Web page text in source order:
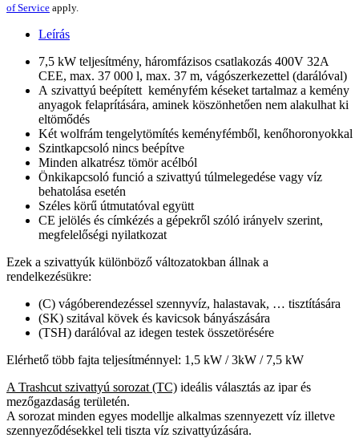
of Service apply.
Leírás
7,5 kW teljesítmény, háromfázisos csatlakozás 400V 32A
CEE, max. 37 000 l, max. 37 m, vágószerkezettel (darálóval)
A szivattyú beépített keményfém késeket tartalmaz a kemény
anyagok felaprítására, aminek köszönhetően nem alakulhat ki
eltömődés
Két wolfrám tengelytömítés keményfémből, kenőhoronyokkal
Szintkapcsoló nincs beépítve
Minden alkatrész tömör acélból
Önkikapcsoló funció a szivattyú túlmelegedése vagy víz
behatolása esetén
Széles körű útmutatóval együtt
CE jelölés és címkézés a gépekről szóló irányelv szerint,
megfelelőségi nyilatkozat
Ezek a szivattyúk különböző változatokban állnak a
rendelkezésükre:
(C) vágóberendezéssel szennyvíz, halastavak, … tisztítására
(SK) szitával kövek és kavicsok bányászására
(TSH) darálóval az idegen testek összetörésére
Elérhető több fajta teljesítménnyel: 1,5 kW / 3kW / 7,5 kW
A Trashcut szivattyú sorozat (TC) ideális választás az ipar és
mezőgazdaság területén.
A sorozat minden egyes modellje alkalmas szennyezett víz illetve
szennyeződésekkel teli tiszta víz szivattyúzására.